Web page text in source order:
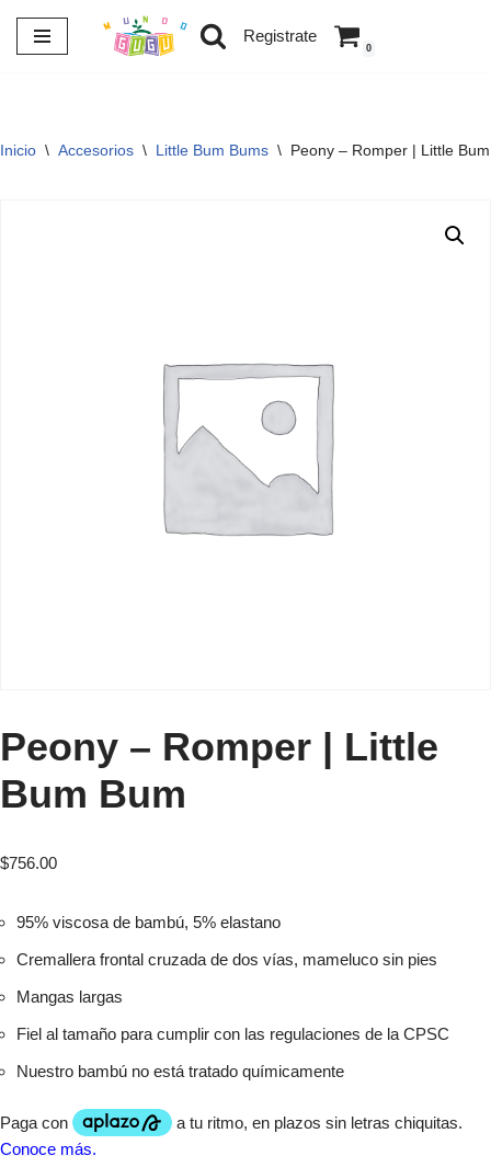
Saltar
Registrate
0
Inicio \ Accesorios \ Little Bum Bums \ Peony – Romper | Little
Peony – Romper | Little
Bum Bum
$756.00
95% viscosa de bambú, 5% elastano
Cremallera frontal cruzada de dos vías, mameluco sin pies
Mangas largas
Fiel al tamaño para cumplir con las regulaciones de la CPSC
Nuestro bambú no está tratado químicamente